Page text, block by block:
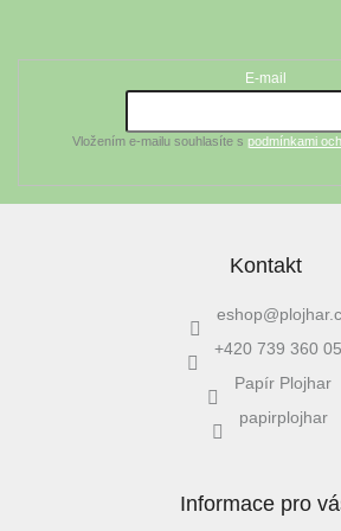
E-mail
Vložením e-mailu souhlasíte s podmínkami
Kontakt
eshop@
+420 739 360
Papír Plojhar
papirplojhar
Informace pro